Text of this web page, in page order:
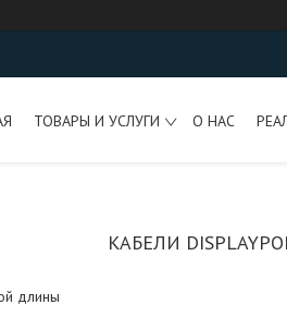
ТОВАРЫ И УСЛУГИ О НАС
КАБЕЛИ
длины